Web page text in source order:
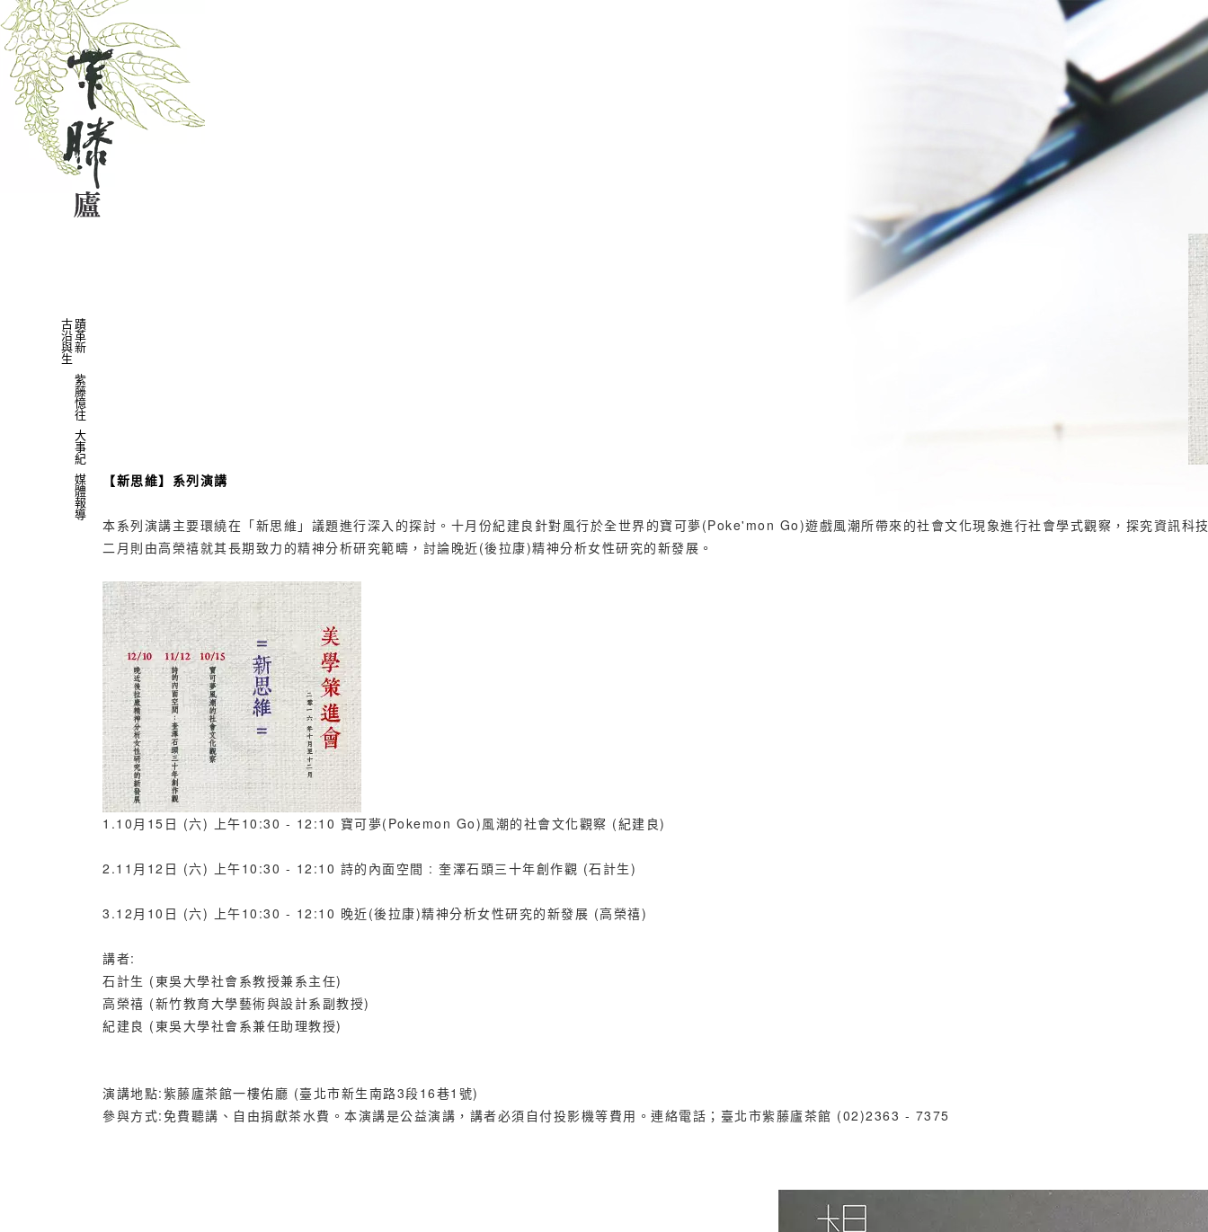
古蹟
沿革
與新
生
紫
藤
憶
往
大
事
紀
媒
體
報
導
【新思維】系列演講
本系列演講主要環繞在「新思維」議題進行深入的探討。十月份紀建良針對風行於全世界的寶可夢(Poke'mon Go)遊戲風潮所帶來的社會文化現象進行社會學式觀察，探究資
二月則由高榮禧就其長期致力的精神分析研究範疇，討論晚近(後拉康)精神分析女性研究的新發展。
1.10月15日 (六) 上午10:30 - 12:10 寶可夢(Pokemon Go)風潮的社會文化觀察 (紀建良)
2.11月12日 (六) 上午10:30 - 12:10 詩的內面空間 : 奎澤石頭三十年創作觀 (石計生)
3.12月10日 (六) 上午10:30 - 12:10 晚近(後拉康)精神分析女性研究的新發展 (高榮禧)
講者:
石計生 (東吳大學社會系教授兼系主任)
高榮禧 (新竹教育大學藝術與設計系副教授)
紀建良 (東吳大學社會系兼任助理教授)
演講地點:紫藤廬茶館一樓佑廳 (臺北市新生南路3段16巷1號)
參與方式:免費聽講、自由捐獻茶水費。本演講是公益演講，講者必須自付投影機等費用。連絡電話；臺北市紫藤廬茶館 (02)2363 - 7375